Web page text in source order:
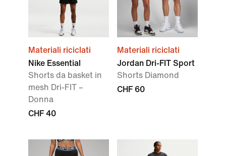
Materiali riciclati
Nike Essential
Shorts da basket in
mesh Dri-FIT –
Donna
CHF 40
Materiali riciclati
Jordan Dri-FIT Sport
Shorts Diamond
CHF 60